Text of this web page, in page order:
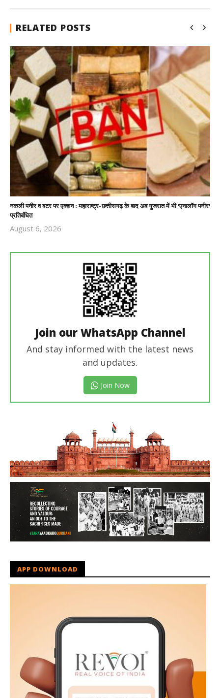
RELATED POSTS
नकली पनीर व बटर पर एक्शन : महाराष्ट्र-छत्तीसगढ़ के बाद अब गुजरात में भी ‘एनालॉग पनीर’
प्रतिबंधित
August 6, 2026
Join our WhatsApp Channel
And stay informed with the latest news
and updates.
Join Now
APP DOWNLOAD